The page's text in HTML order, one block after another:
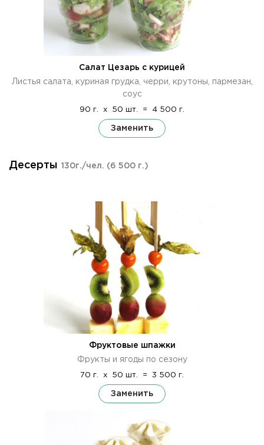
Салат Цезарь с курицей
Листья салата, куриная грудка, черри, крутоны, пармезан,
соус
90 г. x 50 шт. = 4 500 г.
Заменить
Десерты 130г./чел. (6 500 г.)
Фруктовые шпажки
Фрукты и ягоды по сезону
70 г. x 50 шт. = 3 500 г.
Заменить